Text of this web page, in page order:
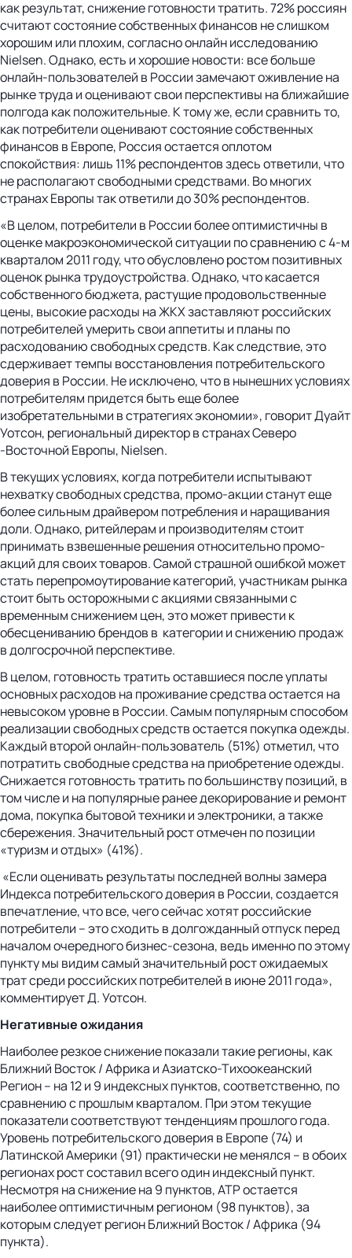
как результат, снижение готовности тратить. 72% россиян
считают состояние собственных финансов не слишком
хорошим или плохим, согласно онлайн исследованию
Nielsen. Однако, есть и хорошие новости: все больше
онлайн-пользователей в России замечают оживление на
рынке труда и оценивают свои перспективы на ближайшие
полгода как положительные. К тому же, если сравнить то,
как потребители оценивают состояние собственных
финансов в Европе, Россия остается оплотом
спокойствия: лишь 11% респондентов здесь ответили, что
не располагают свободными средствами. Во многих
странах Европы так ответили до 30% респондентов.
«В целом, потребители в России более оптимистичны в
оценке макроэкономической ситуации по сравнению с 4-м
кварталом 2011 году, что обусловлено ростом позитивных
оценок рынка трудоустройства. Однако, что касается
собственного бюджета, растущие продовольственные
цены, высокие расходы на ЖКХ заставляют российских
потребителей умерить свои аппетиты и планы по
расходованию свободных средств. Как следствие, это
сдерживает темпы восстановления потребительского
доверия в России. Не исключено, что в нынешних условиях
потребителям придется быть еще более
изобретательными в стратегиях экономии», говорит Дуайт
Уотсон, региональный директор в странах Северо
-Восточной Европы, Nielsen.
В текущих условиях, когда потребители испытывают
нехватку свободных средства, промо-акции станут еще
более сильным драйвером потребления и наращивания
доли. Однако, ритейлерам и производителям стоит
принимать взвешенные решения относительно промо-
акций для своих товаров. Самой страшной ошибкой может
стать перепромоутирование категорий, участникам рынка
стоит быть осторожными с акциями связанными с
временным снижением цен, это может привести к
обесцениванию брендов в категории и снижению продаж
в долгосрочной перспективе.
В целом, готовность тратить оставшиеся после уплаты
основных расходов на проживание средства остается на
невысоком уровне в России. Самым популярным способом
реализации свободных средств остается покупка одежды.
Каждый второй онлайн-пользователь (51%) отметил, что
потратить свободные средства на приобретение одежды.
Снижается готовность тратить по большинству позиций, в
том числе и на популярные ранее декорирование и ремонт
дома, покупка бытовой техники и электроники, а также
сбережения. Значительный рост отмечен по позиции
«туризм и отдых» (41%).
«Если оценивать результаты последней волны замера
Индекса потребительского доверия в России, создается
впечатление, что все, чего сейчас хотят российские
потребители – это сходить в долгожданный отпуск перед
началом очередного бизнес-сезона, ведь именно по этому
пункту мы видим самый значительный рост ожидаемых
трат среди российских потребителей в июне 2011 года»,
комментирует Д. Уотсон.
Негативные ожидания
Наиболее резкое снижение показали такие регионы, как
Ближний Восток / Африка и Азиатско-Тихоокеанский
Регион – на 12 и 9 индексных пунктов, соответственно, по
сравнению с прошлым кварталом. При этом текущие
показатели соответствуют тенденциям прошлого года.
Уровень потребительского доверия в Европе (74) и
Латинской Америки (91) практически не менялся – в обоих
регионах рост составил всего один индексный пункт.
Несмотря на снижение на 9 пунктов, АТР остается
наиболее оптимистичным регионом (98 пунктов), за
которым следует регион Ближний Восток / Африка (94
пункта).